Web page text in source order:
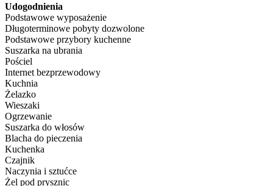
Udogodnienia
Podstawowe wyposażenie
Długoterminowe pobyty dozwolone
Podstawowe przybory kuchenne
Suszarka na ubrania
Pościel
Internet bezprzewodowy
Kuchnia
Żelazko
Wieszaki
Ogrzewanie
Suszarka do włosów
Blacha do pieczenia
Kuchenka
Czajnik
Naczynia i sztućce
Żel pod prysznic